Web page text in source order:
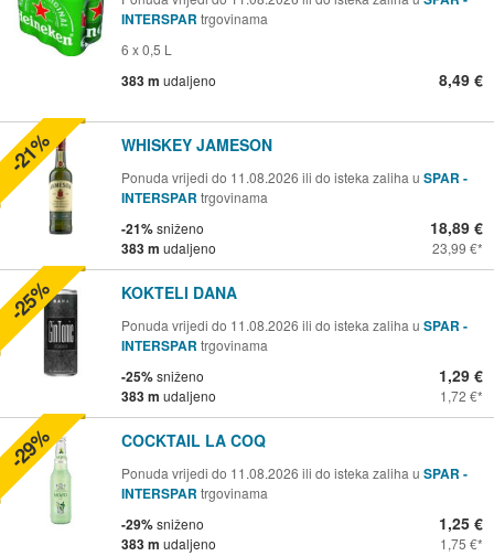
INTERSPAR trgovinama
6 x 0,5 L
383 m udaljeno 8,49 €
WHISKEY JAMESON
Ponuda vrijedi do 11.08.2026 ili do isteka zaliha u SPAR -
INTERSPAR trgovinama
-21%sniženo
383 m udaljeno
18,89 €
23,99 €
-21%
KOKTELI DANA
Ponuda vrijedi do 11.08.2026 ili do isteka zaliha u SPAR -
INTERSPAR trgovinama
-25%sniženo
383 m udaljeno
1,29 €
1,72 €
-25%
COCKTAIL LA COQ
Ponuda vrijedi do 11.08.2026 ili do isteka zaliha u SPAR -
INTERSPAR trgovinama
-29%sniženo
383 m udaljeno
1,25 €
1,75 €
-29%